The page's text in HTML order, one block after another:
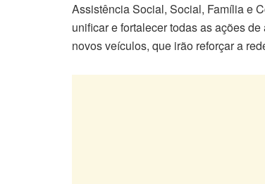
Assistência Social, Social, Família e
unificar e fortalecer todas as ações
novos veículos, que irão reforçar a